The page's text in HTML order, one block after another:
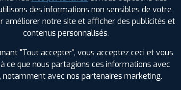
Hiver
ⓘ C C B 71
des informations non sensibles de votre
améliorer notre site et afficher des publicités et
contenus personnalisés.
"Tout accepter", vous acceptez ceci et vous
ce que nous partagions ces informations avec
notamment avec nos partenaires marketing.